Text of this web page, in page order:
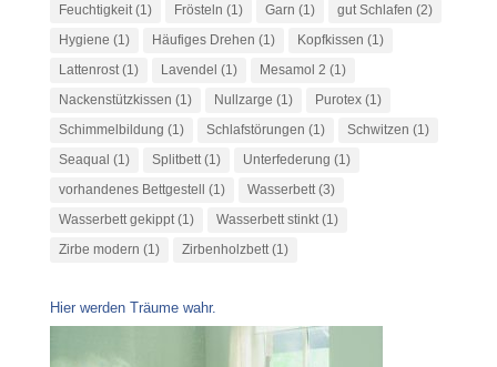
Feuchtigkeit(1) Frösteln (1) Garn (1) gut Schlafen (2)
Hygiene (1) Häufiges Drehen (1) Kopfkissen (1)
Lattenrost(1) Lavendel (1) Mesamol 2 (1)
Nackenstützkissen (1) Nullzarge (1) Purotex(1)
Schimmelbildung (1) Schlafstörungen (1) Schwitzen (1)
Seaqual (1) Splitbett(1) Unterfederung (1)
vorhandenes Bettgestell
(1) Wasserbett(3)
Wasserbett gekippt(1) Wasserbett stinkt(1)
Zirbe modern (1) Zirbenholzbett(1)
Hier werden Träume wahr.